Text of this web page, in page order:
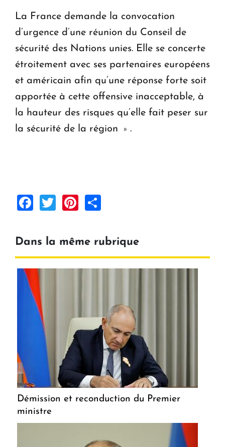
La France demande la convocation
d’urgence d’une réunion du Conseil de
sécurité des Nations unies. Elle se concerte
étroitement avec ses partenaires européens
et américain afin qu’une réponse forte soit
apportée à cette offensive inacceptable, à
la hauteur des risques qu’elle fait peser sur
la sécurité de la région
» .
Facebook
TwitterPinterest
Dans la même rubrique
Démission et reconduction du Premier
ministre